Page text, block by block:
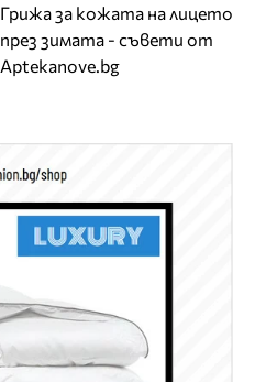
Грижа за кожата на лицето
през зимата - съвети от
Aptekanove.bg